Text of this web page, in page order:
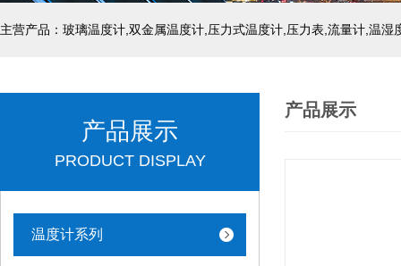
产品展示
PRODUCT DISPLAY
温度计系列
产品展示